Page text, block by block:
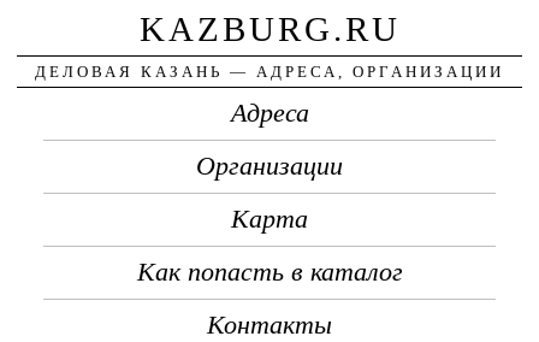
KAZBURG.RU
ДЕЛОВАЯ КАЗАНЬ — АДРЕСА, ОРГАНИЗАЦИИ
Адреса
Организации
Карта
Как попасть в каталог
Контакты